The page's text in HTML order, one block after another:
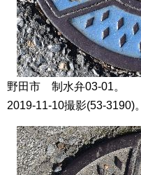
野田市 制水弁03-01。
2019-11-10撮影(53-3190)。